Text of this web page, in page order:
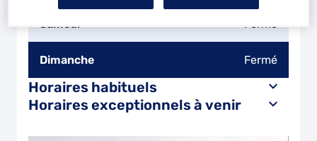
Samedi Fermé
Dimanche Fermé
Horaires habituels
Horaires exceptionnels à venir